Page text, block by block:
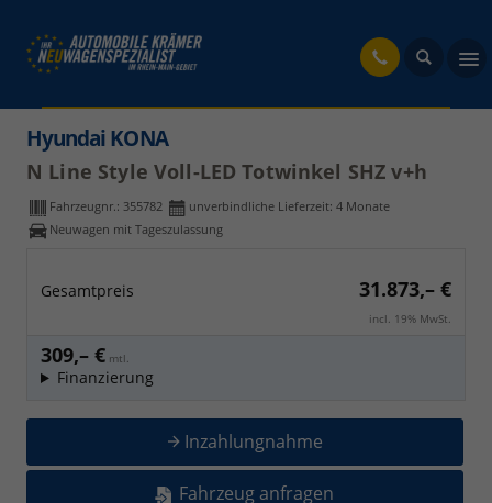
Hyundai KONA
N Line Style Voll-LED Totwinkel SHZ v+h
Fahrzeugnr.: 355782 unverbindliche Lieferzeit: 4 Monate
Neuwagen mit Tageszulassung
Gesamtpreis 31.873,– €
incl. 19% MwSt.
309,– € mtl.
Finanzierung
Inzahlungnahme
Fahrzeug anfragen